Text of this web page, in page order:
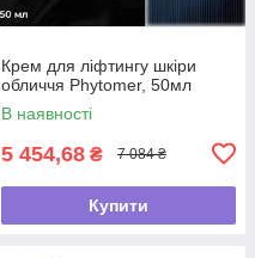
Крем для ліфтингу шкіри
обличчя Phytomer, 50мл
В наявності
5 454,68 ₴ 7 084 ₴
Купити